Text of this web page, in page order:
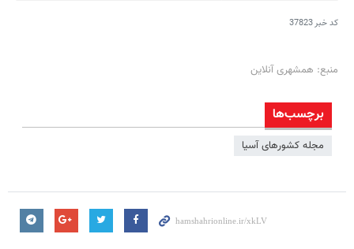
کد خبر37823
منبع: همشهری آنلاین
برچسب‌ها
مجله کشورهای آسیا